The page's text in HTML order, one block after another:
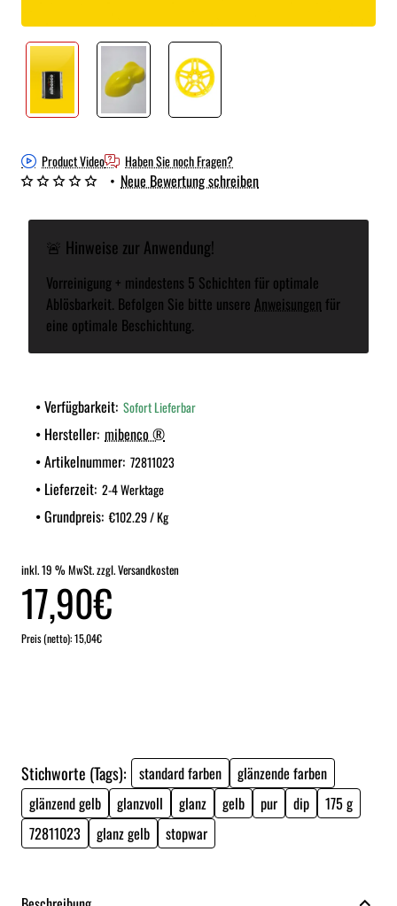
Product Video Haben Sie noch Fragen?
🚨 Hinweise zur Anwendung!
Vorreinigung + mindestens 5 Schichten für optimale
Ablösbarkeit. Befolgen Sie bitte unsere Anweisungen für
eine optimale Beschichtung.
Verfügbarkeit: Sofort Lieferbar
Hersteller: mibenco ®
Artikelnummer: 72811023
Lieferzeit: 2-4 Werktage
Grundpreis: €102.29 / Kg
• Neue Bewertung schreiben
inkl. 19 % MwSt. zzgl. Versandkosten
17,90€
Preis (netto): 15,04€
Stichworte (Tags): standard farben
glänzende farben
glänzend gelb
glanzvoll glanz gelb pur dip
175 g
72811023
glanz gelb stopwar